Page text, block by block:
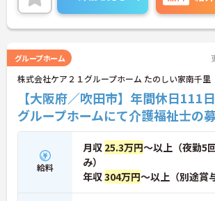
に詳細をご案内しますのでお気軽にご相談くださ
い！
グループホーム
株式会社ケア２１グループホーム たのしい家南千里
【大阪府／吹田市】年間休日
グループホームにて介護福祉士の
給料
月収 25.3万円～以上（夜勤5
み）
年収304万円～以上（別途賞